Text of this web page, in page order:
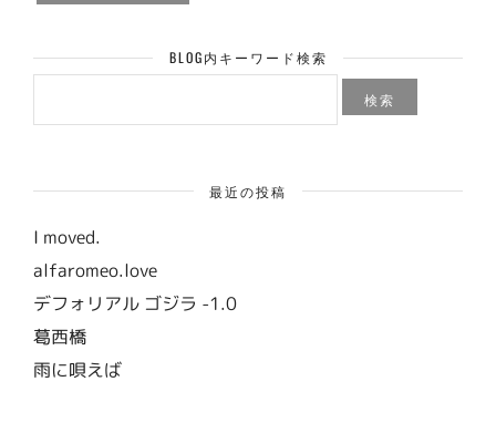
BLOG内キーワード検索
検
最近の投稿
I moved.
alfaromeo.love
デフォリアル ゴジラ -1.0
葛西橋
雨に唄えば